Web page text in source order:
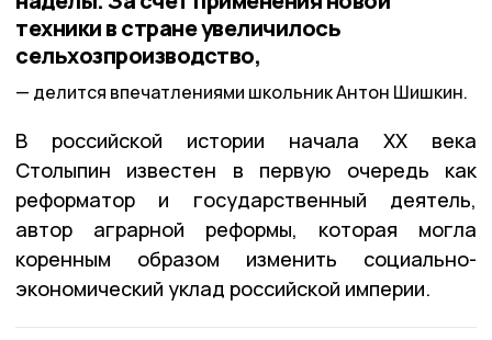
техники в стране увеличилось
сельхозпроизводство,
делится впечатлениями школьник Антон Шишкин.
В российской истории начала XX века
Столыпин известен в первую очередь как
реформатор и государственный деятель,
автор аграрной реформы, которая могла
коренным образом изменить социально-
экономический уклад российской империи.